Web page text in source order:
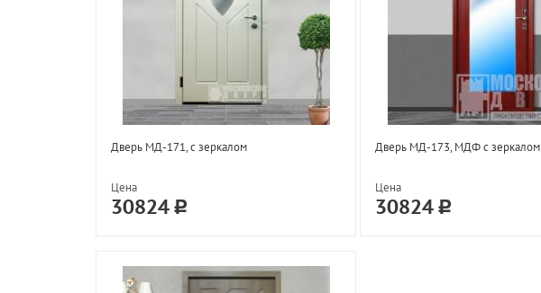
Дверь МД-171, с зеркалом
Цена
30824
Дверь МД-173, МДФ с зеркалом
Цена
30824